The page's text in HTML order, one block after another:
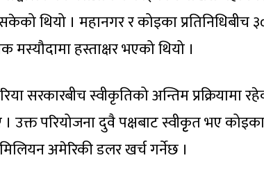
थियो । महानगर र कोइका प्रतिनिधिबीच
मस्यौदामा हस्ताक्षर भएको थियो ।
सरकारबीच स्वीकृतिको अन्तिम प्रक्रियामा
उक्त परियोजना दुवै पक्षबाट स्वीकृृत भए
अमेरिकी डलर खर्च गर्नेछ ।